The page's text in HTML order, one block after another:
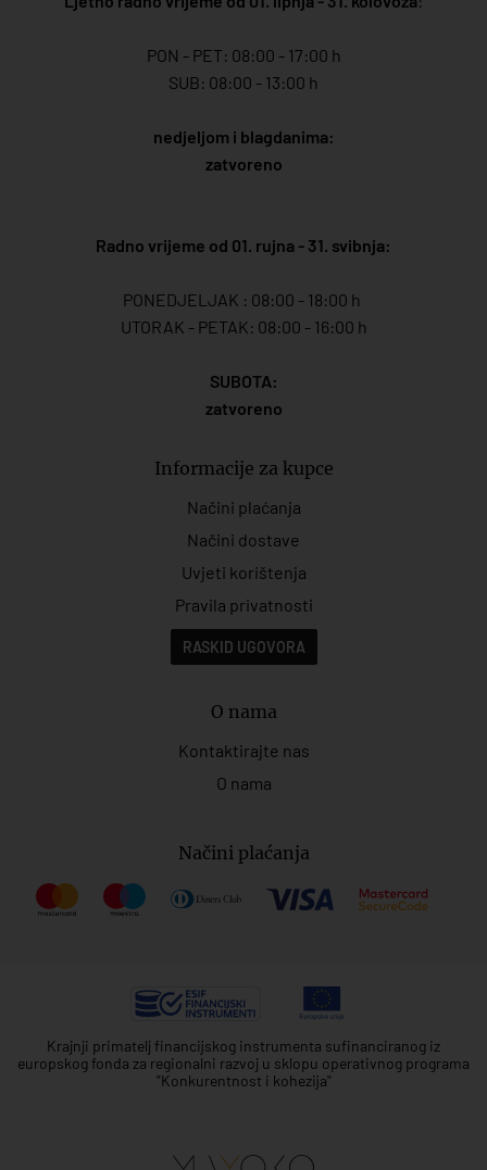
PON - PET: 08:00 - 17:00 h
SUB: 08:00 - 13:00 h
nedjeljom i blagdanima:
zatvoreno
Radno vrijeme od 01. rujna - 31. svibnja:
PONEDJELJAK : 08:00 - 18:00 h
UTORAK - PETAK: 08:00 - 16:00 h
SUBOTA:
zatvoreno
Informacije za kupce
Načini plaćanja
Načini dostave
Uvjeti korištenja
Pravila privatnosti
RASKID UGOVORA
O nama
Kontaktirajte nas
O nama
Načini plaćanja
Krajnji primatelj financijskog instrumenta sufinanciranog iz
europskog fonda za regionalni razvoj u sklopu operativnog programa
"Konkurentnost i kohezija"